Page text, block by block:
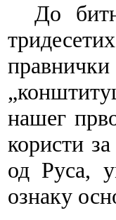
До
нашег
користи
од Руса,
ознаку